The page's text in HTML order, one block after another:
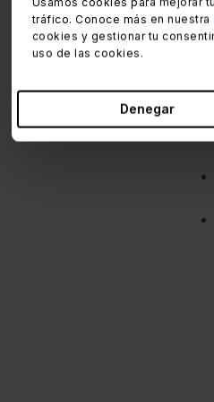
tráfico. Conoce más en nuestra
cookies y gestionar tu
uso de las cookies.
Denegar